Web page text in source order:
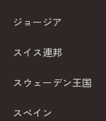
ジョージア
スイス連邦
スウェーデン王国
スペイン